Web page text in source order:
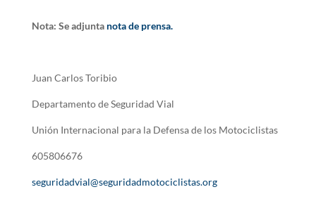
Nota: Se adjunta nota de prensa.
Juan Carlos Toribio
Departamento de Seguridad Vial
Unión Internacional para la Defensa de los Motociclistas
605806676
seguridadvial@seguridadmotociclistas.org